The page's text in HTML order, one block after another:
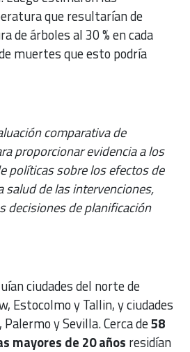
que resultarían de
de árboles al 30 % en cada
muertes que esto podría
comparativa de
proporcionar evidencia a los
políticas sobre los efectos de
salud de las intervenciones,
decisiones de planificación
ciudades del norte de
Estocolmo y Tallin, y ciudades
y Sevilla. Cerca de58
mayores de 20 años residían